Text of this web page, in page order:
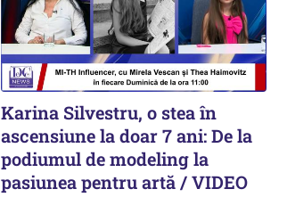
Karina Silvestru, o stea în
ascensiune la doar 7 ani: De la
podiumul de modeling la
pasiunea pentru artă / VIDEO